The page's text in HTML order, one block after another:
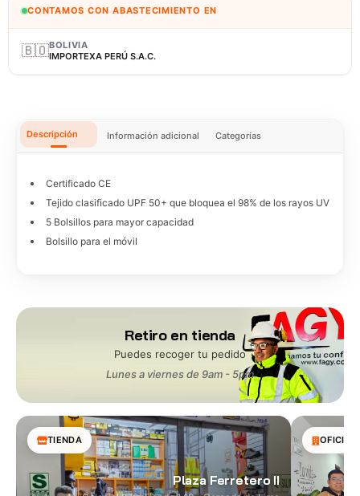
CONTAMOS CON ABASTECIMIENTO EN
🇧🇴BOLIVIA
IMPORTEXA PERÚ S.A.C.
Descripción Información adicional Categorías
Certificado CE
Tejido clasificado UPF 50+ que bloquea el 98% de los rayos UV
5 Bolsillos para mayor capacidad
Bolsillo para el móvil
Retiro en tienda
Puedes recoger tu pedido
Lunes a viernes de 9am - 5pm
TIENDA
Plaza Ferretero II
OFICINA